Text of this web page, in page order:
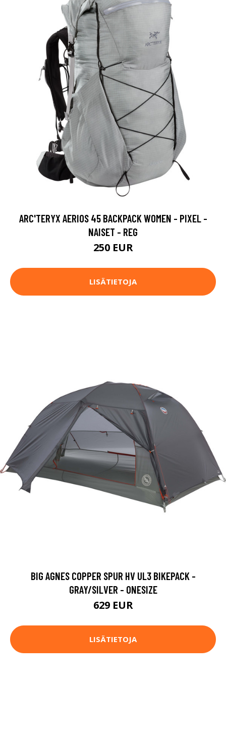
ARC'TERYX AERIOS 45 BACKPACK WOMEN - PIXEL -
NAISET - REG
250 EUR
LISÄTIETOJA
BIG AGNES COPPER SPUR HV UL3 BIKEPACK -
GRAY/SILVER - ONESIZE
629 EUR
LISÄTIETOJA